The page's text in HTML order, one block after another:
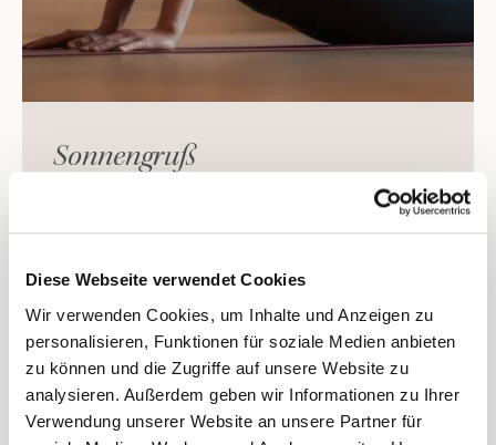
Diese Webseite verwendet Cookies
Wir verwenden Cookies, um Inhalte und Anzeigen zu
personalisieren, Funktionen für soziale Medien anbieten
zu können und die Zugriffe auf unsere Website zu
analysieren. Außerdem geben wir Informationen zu Ihrer
Verwendung unserer Website an unsere Partner für
Sonnengruß
Die frühen Morgenstunden sind nach fernöstlicher
Auffassung eine ganz spezielle und hochwirksame
und Anpassungen ein, die den gesamten Tagesablauf
positiv beeinflussenkönnen.
Der Sonnengrußist eine Abfolge von verschiedenen
Yogahaltungen (Asanas), die im Atemrhythmus